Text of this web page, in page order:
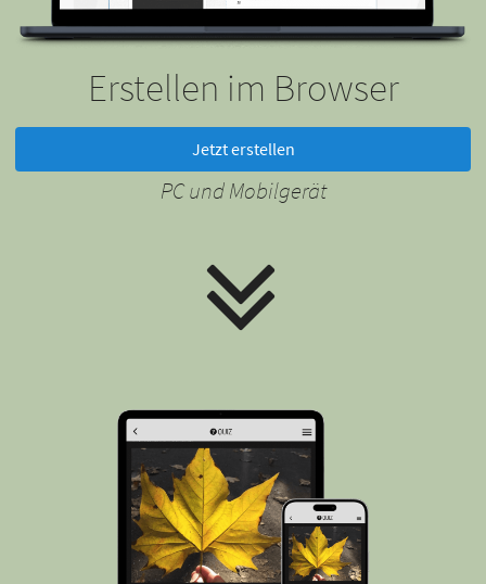
Erstellen im Browser
Jetzt erstellen
PC und Mobilgerät